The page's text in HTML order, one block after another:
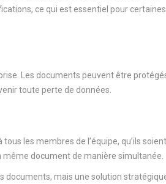
ce qui est essentiel pour certaines
Les documents peuvent être
toute perte de données.
les membres de l’équipe, qu’ils
même document de manière simultanée.
documents, mais une solution